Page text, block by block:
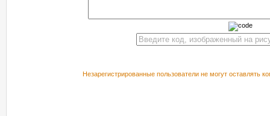
Незарегистрированные пользователи не могут оставлять